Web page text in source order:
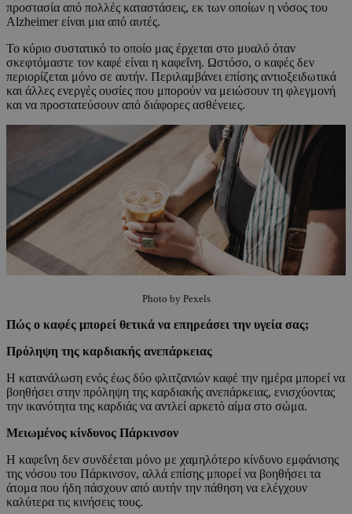
προστασία από πολλές καταστάσεις, εκ των οποίων η νόσος του
Alzheimer είναι μια από αυτές.
Το κύριο συστατικό το οποίο μας έρχεται στο μυαλό όταν
σκεφτόμαστε τον καφέ είναι η καφεΐνη. Ωστόσο, ο καφές δεν
περιορίζεται μόνο σε αυτήν. Περιλαμβάνει επίσης αντιοξειδωτικά
και άλλες ενεργές ουσίες που μπορούν να μειώσουν τη φλεγμονή
και να προστατεύσουν από διάφορες ασθένειες.
Photo by Pexels
Πώς ο καφές μπορεί θετικά να επηρεάσει την υγεία σας;
Πρόληψη της καρδιακής ανεπάρκειας
Η κατανάλωση ενός έως δύο φλιτζανιών καφέ την ημέρα μπορεί να
βοηθήσει στην πρόληψη της καρδιακής ανεπάρκειας, ενισχύοντας
την ικανότητα της καρδιάς να αντλεί αρκετό αίμα στο σώμα.
Μειωμένος κίνδυνος Πάρκινσον
Η καφεΐνη δεν συνδέεται μόνο με χαμηλότερο κίνδυνο εμφάνισης
της νόσου του Πάρκινσον, αλλά επίσης μπορεί να βοηθήσει τα
άτομα που ήδη πάσχουν από αυτήν την πάθηση να ελέγχουν
καλύτερα τις κινήσεις τους.